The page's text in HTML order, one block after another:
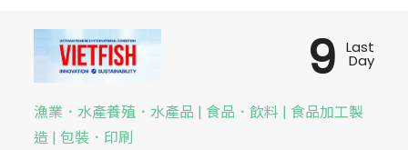
漁業．水產養殖．水產品 | 食品．飲料 | 食品加工製
造 | 包裝．印刷
9 Last
Day